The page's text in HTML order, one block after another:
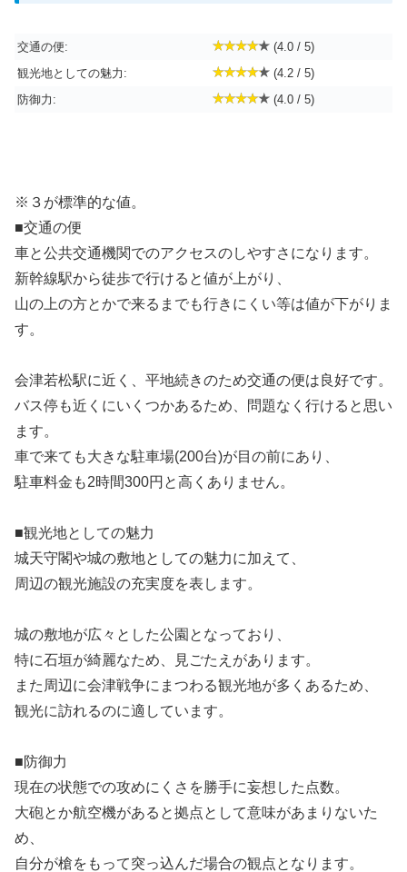
交通の便:
(4.0 / 5)
観光地としての魅力:
(4.2 / 5)
防御力:
(4.0 / 5)
※３が標準的な値。
■交通の便
車と公共交通機関でのアクセスのしやすさになります。
新幹線駅から徒歩で行けると値が上がり、
山の上の方とかで来るまでも行きにくい等は値が下がりま
す。
会津若松駅に近く、平地続きのため交通の便は良好です。
バス停も近くにいくつかあるため、問題なく行けると思い
ます。
車で来ても大きな駐車場(200台)が目の前にあり、
駐車料金も2時間300円と高くありません。
■観光地としての魅力
城天守閣や城の敷地としての魅力に加えて、
周辺の観光施設の充実度を表します。
城の敷地が広々とした公園となっており、
特に石垣が綺麗なため、見ごたえがあります。
また周辺に会津戦争にまつわる観光地が多くあるため、
観光に訪れるのに適しています。
■防御力
現在の状態での攻めにくさを勝手に妄想した点数。
大砲とか航空機があると拠点として意味があまりないた
め、
自分が槍をもって突っ込んだ場合の観点となります。